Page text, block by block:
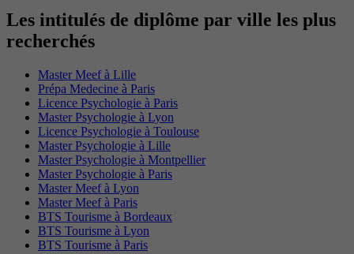
Les intitulés de diplôme par ville les plus
recherchés
Master Meef à Lille
Prépa Medecine à Paris
Licence Psychologie à Paris
Master Psychologie à Lyon
Licence Psychologie à Toulouse
Master Psychologie à Lille
Master Psychologie à Montpellier
Master Psychologie à Paris
Master Meef à Lyon
Master Meef à Paris
BTS Tourisme à Bordeaux
BTS Tourisme à Lyon
BTS Tourisme à Paris